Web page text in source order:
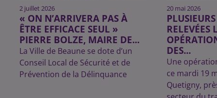
2 juillet 2026
« ON N’ARRIVERA PAS À
ÊTRE EFFICACE SEUL »
PIERRE BOLZE, MAIRE DE...
La Ville de Beaune se dote d’un
Conseil Local de Sécurité et de
Prévention de la Délinquance
20 mai 2026
RELEVÉES
DES...
Une
ce mardi 19
Quetigny,